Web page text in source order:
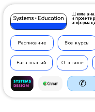
Школа
и
Расписание Все курсы
База знаний О школе
✆